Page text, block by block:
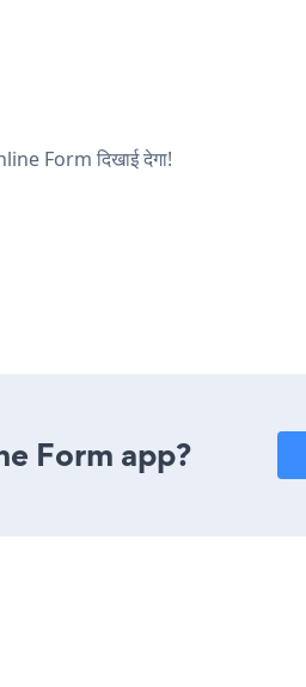
Form दिखाई देगा!
Form app?